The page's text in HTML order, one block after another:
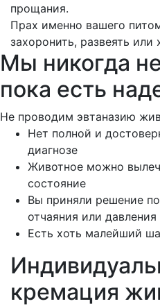
прощания.
Прах именно вашего
захоронить, развеять или
Мы никогда
пока есть
Не проводим эвтаназию
Нет полной и
диагнозе
Животное можно
состояние
Вы приняли решение
отчаяния или давления
Есть хоть малейший
кремация